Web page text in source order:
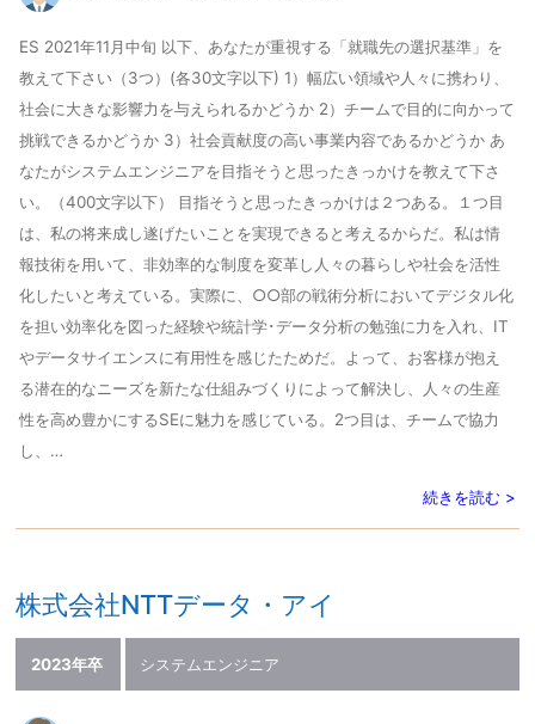
ES 2021年11月中旬 以下、あなたが重視する「就職先の選択基準」を
教えて下さい（3つ）(各30文字以下) 1）幅広い領域や人々に携わり、
社会に大きな影響力を与えられるかどうか 2）チームで目的に向かって
挑戦できるかどうか 3）社会貢献度の高い事業内容であるかどうか あ
なたがシステムエンジニアを目指そうと思ったきっかけを教えて下さ
い。（400文字以下） 目指そうと思ったきっかけは２つある。１つ目
は、私の将来成し遂げたいことを実現できると考えるからだ。私は情
報技術を用いて、非効率的な制度を変革し人々の暮らしや社会を活性
化したいと考えている。実際に、○○部の戦術分析においてデジタル化
を担い効率化を図った経験や統計学･データ分析の勉強に力を入れ、IT
やデータサイエンスに有用性を感じたためだ。よって、お客様が抱え
る潜在的なニーズを新たな仕組みづくりによって解決し、人々の生産
性を高め豊かにするSEに魅力を感じている。2つ目は、チームで協力
し、…
続きを読む >
株式会社NTTデータ・アイ
2023年卒 システムエンジニア